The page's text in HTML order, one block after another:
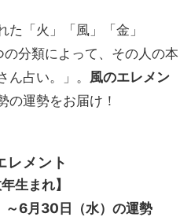
メン
ト別
「火」「風」「金」
の分類によって、その人の本
占い。」。 風のエレメン
の運勢をお届け！
レメント
年生まれ】
～6月30日（水）の運勢